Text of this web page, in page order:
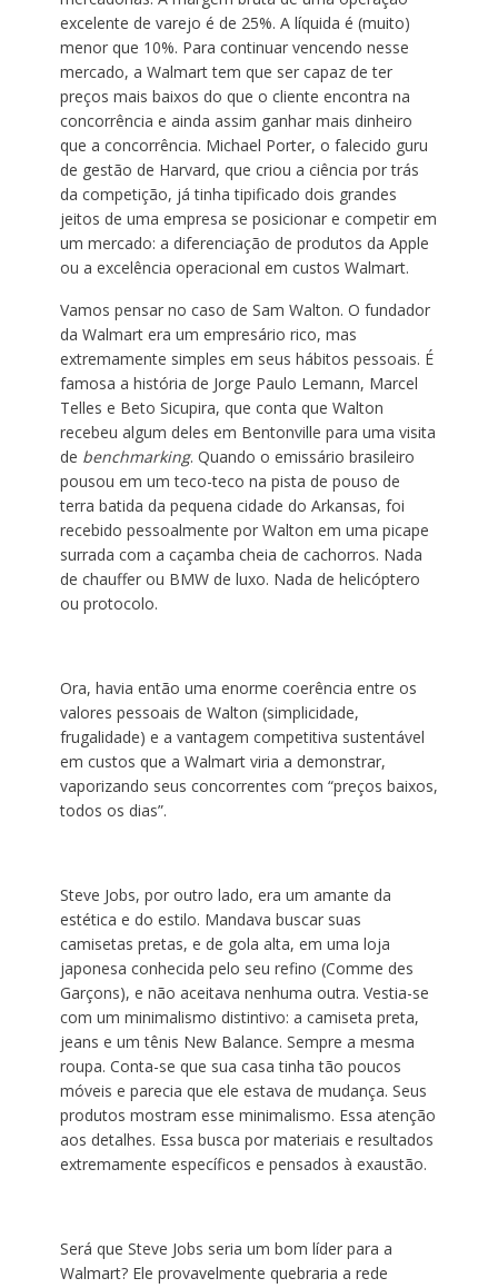
excelente de varejo é de 25%. A líquida é (muito)
menor que 10%. Para continuar vencendo nesse
mercado, a Walmart tem que ser capaz de ter
preços mais baixos do que o cliente encontra na
concorrência e ainda assim ganhar mais dinheiro
que a concorrência. Michael Porter, o falecido guru
de gestão de Harvard, que criou a ciência por trás
da competição, já tinha tipificado dois grandes
jeitos de uma empresa se posicionar e competir em
um mercado: a diferenciação de produtos da Apple
ou a excelência operacional em custos Walmart.
Vamos pensar no caso de Sam Walton. O fundador
da Walmart era um empresário rico, mas
extremamente simples em seus hábitos pessoais. É
famosa a história de Jorge Paulo Lemann, Marcel
Telles e Beto Sicupira, que conta que Walton
recebeu algum deles em Bentonville para uma visita
de benchmarking. Quando o emissário brasileiro
pousou em um teco-teco na pista de pouso de
terra batida da pequena cidade do Arkansas, foi
recebido pessoalmente por Walton em uma picape
surrada com a caçamba cheia de cachorros. Nada
de chauffer ou BMW de luxo. Nada de helicóptero
ou protocolo.
Ora, havia então uma enorme coerência entre os
valores pessoais de Walton (simplicidade,
frugalidade) e a vantagem competitiva sustentável
em custos que a Walmart viria a demonstrar,
vaporizando seus concorrentes com “preços baixos,
todos os dias”.
Steve Jobs, por outro lado, era um amante da
estética e do estilo. Mandava buscar suas
camisetas pretas, e de gola alta, em uma loja
japonesa conhecida pelo seu refino (Comme des
Garçons), e não aceitava nenhuma outra. Vestia-se
com um minimalismo distintivo: a camiseta preta,
jeans e um tênis New Balance. Sempre a mesma
roupa. Conta-se que sua casa tinha tão poucos
móveis e parecia que ele estava de mudança. Seus
produtos mostram esse minimalismo. Essa atenção
aos detalhes. Essa busca por materiais e resultados
extremamente específicos e pensados à exaustão.
Será que Steve Jobs seria um bom líder para a
Walmart? Ele provavelmente quebraria a rede